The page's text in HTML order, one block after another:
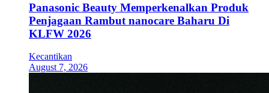
Panasonic Beauty Memperkenalkan Produk
Penjagaan Rambut nanocare Baharu Di
KLFW 2026
Kecantikan
August 7, 2026